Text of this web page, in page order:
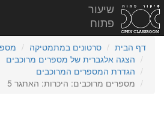
שיעור
פתוח
דף הבית סרטונים במתמטיקה
הצגה אלגברית של מספרים מרוכבים
הגדרת המספרים המרוכבים
מספרים מרוכבים: היכרות: האתגר 5